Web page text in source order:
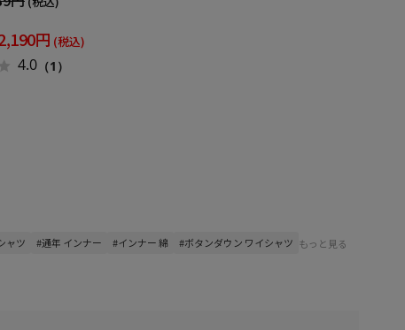
円 (税込)
4.0 （1）
ャツ #通年 インナー #インナー 綿 #ボタンダウン ワイシャツ もっと見る